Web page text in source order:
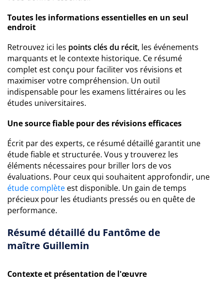
Toutes les informations essentielles en un seul
endroit
Retrouvez ici les points clés du récit, les événements
marquants et le contexte historique. Ce résumé
complet est conçu pour faciliter vos révisions et
maximiser votre compréhension. Un outil
indispensable pour les examens littéraires ou les
études universitaires.
Une source fiable pour des révisions efficaces
Écrit par des experts, ce résumé détaillé garantit une
étude fiable et structurée. Vous y trouverez les
éléments nécessaires pour briller lors de vos
évaluations. Pour ceux qui souhaitent approfondir, une
étude complète est disponible. Un gain de temps
précieux pour les étudiants pressés ou en quête de
performance.
Résumé détaillé du Fantôme de
maître Guillemin
Contexte et présentation de l'œuvre